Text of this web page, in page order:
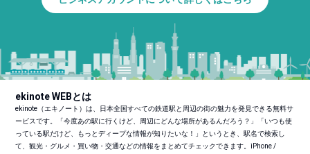
ekinote WEBとは
ekinote（エキノート）は、日本全国すべての鉄道駅と周辺の街の魅力を発見できる無料サ
ービスです。「今度あの駅に行くけど、周辺にどんな場所があるんだろう？」「いつも使
っている駅だけど、もっとディープな情報が知りたいな！」というとき、駅名で検索し
て、観光・グルメ・買い物・交通などの情報をまとめてチェックできます。iPhone /